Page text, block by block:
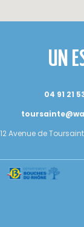
UN
04 91 21
12 Avenue de